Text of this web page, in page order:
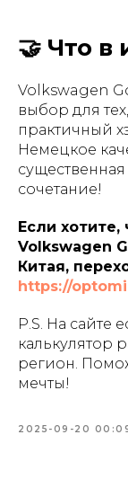
🤝 Что в
Volkswagen
выбор для
практичный
Немецкое
сочетание!
Если
Volkswagen
Китая,
https://
P.S. На сайте
калькулятор
регион.
мечты!
2025-09-20